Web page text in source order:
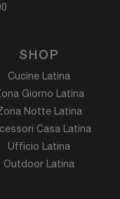
SHOP
Cucine Latina
Giorno Latina
Notte Latina
Casa Latina
Ufficio Latina
Outdoor Latina